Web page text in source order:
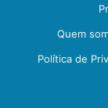
Quem
Política de